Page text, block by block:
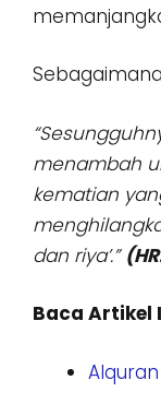
menambah
kematian
dan riya’.”
Baca Artikel